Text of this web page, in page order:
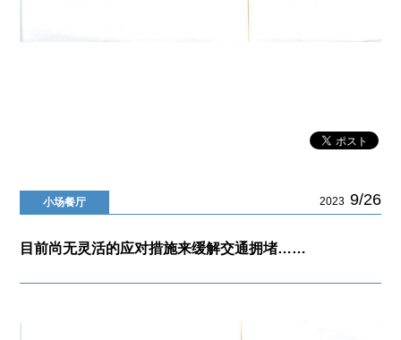
小场餐厅 2023 9/26
目前尚无灵活的应对措施来缓解交通拥堵……